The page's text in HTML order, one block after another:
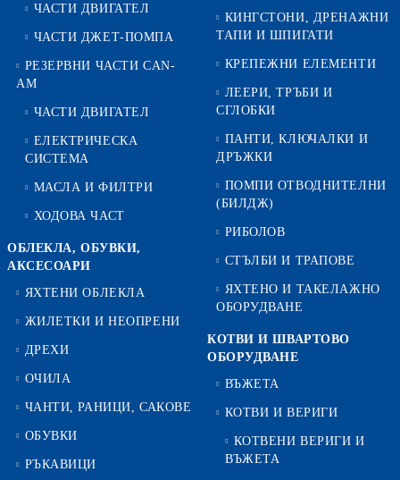
ЧАСТИ ДВИГАТЕЛ
ЧАСТИ ДЖЕТ-ПОМПА
РЕЗЕРВНИ ЧАСТИ CAN-
AM
ЧАСТИ ДВИГАТЕЛ
ЕЛЕКТРИЧЕСКА
СИСТЕМА
МАСЛА И ФИЛТРИ
ХОДОВА ЧАСТ
ОБЛЕКЛА, ОБУВКИ,
АКСЕСОАРИ
ЯХТЕНИ ОБЛЕКЛА
ЖИЛЕТКИ И НЕОПРЕНИ
ДРЕХИ
ОЧИЛА
ЧАНТИ, РАНИЦИ, САКОВЕ
ОБУВКИ
РЪКАВИЦИ
КИНГСТОНИ, ДРЕНАЖНИ
ТАПИ И ШПИГАТИ
КРЕПЕЖНИ ЕЛЕМЕНТИ
ЛЕЕРИ, ТРЪБИ И
СГЛОБКИ
ПАНТИ, КЛЮЧАЛКИ И
ДРЪЖКИ
ПОМПИ ОТВОДНИТЕЛНИ
(БИЛДЖ)
РИБОЛОВ
СТЪЛБИ И ТРАПОВЕ
ЯХТЕНО И ТАКЕЛАЖНО
ОБОРУДВАНЕ
КОТВИ И ШВАРТОВО
ОБОРУДВАНЕ
ВЪЖЕТА
КОТВИ И ВЕРИГИ
КОТВЕНИ ВЕРИГИ И
ВЪЖЕТА